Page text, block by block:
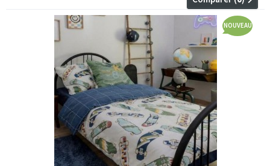
NOUVEAU